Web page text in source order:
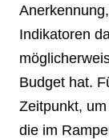
Indikatoren
Budget hat.
Zeitpunkt,
die im